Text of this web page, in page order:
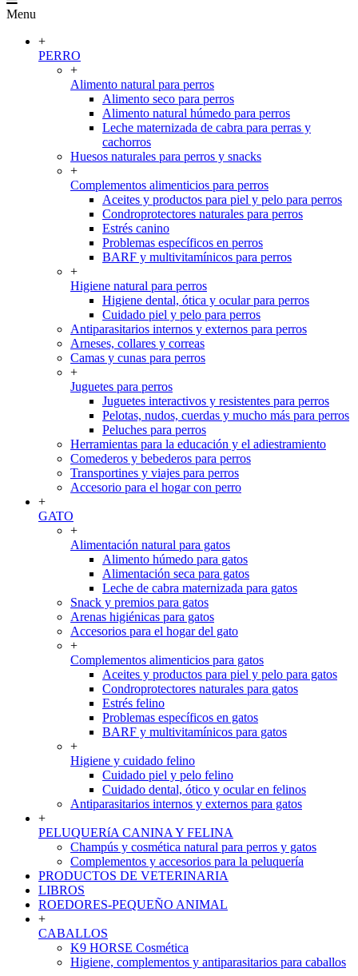
Menu
+
PERRO
+
Alimento natural para perros
Alimento seco para perros
Alimento natural húmedo para perros
Leche maternizada de cabra para perras y
cachorros
Huesos naturales para perros y snacks
+
Complementos alimenticios para perros
Aceites y productos para piel y pelo para perros
Condroprotectores naturales para perros
Estrés canino
Problemas específicos en perros
BARF y multivitamínicos para perros
+
Higiene natural para perros
Higiene dental, ótica y ocular para perros
Cuidado piel y pelo para perros
Antiparasitarios internos y externos para perros
Arneses, collares y correas
Camas y cunas para perros
+
Juguetes para perros
Juguetes interactivos y resistentes para perros
Pelotas, nudos, cuerdas y mucho más para perros
Peluches para perros
Herramientas para la educación y el adiestramiento
Comederos y bebederos para perros
Transportines y viajes para perros
Accesorio para el hogar con perro
+
GATO
+
Alimentación natural para gatos
Alimento húmedo para gatos
Alimentación seca para gatos
Leche de cabra maternizada para gatos
Snack y premios para gatos
Arenas higiénicas para gatos
Accesorios para el hogar del gato
+
Complementos alimenticios para gatos
Aceites y productos para piel y pelo para gatos
Condroprotectores naturales para gatos
Estrés felino
Problemas específicos en gatos
BARF y multivitamínicos para gatos
+
Higiene y cuidado felino
Cuidado piel y pelo felino
Cuidado dental, ótico y ocular en felinos
Antiparasitarios internos y externos para gatos
+
PELUQUERíA CANINA Y FELINA
Champús y cosmética natural para perros y gatos
Complementos y accesorios para la peluquería
PRODUCTOS DE VETERINARIA
LIBROS
ROEDORES-PEQUEÑO ANIMAL
+
CABALLOS
K9 HORSE Cosmética
Higiene, complementos y antiparasitarios para caballos